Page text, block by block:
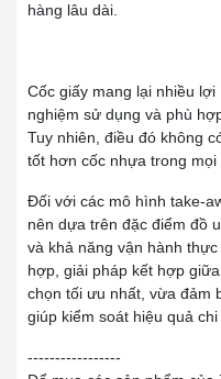
hàng lâu dài.
Cốc giấy mang lại nhiều
nghiệm sử dụng và phù
Tuy nhiên, điều đó không
tốt hơn cốc nhựa trong
Đối với các mô hình take-
nên dựa trên đặc điểm đồ
và khả năng vận hành
hợp, giải pháp kết hợp
chọn tối ưu nhất, vừa đảm
giúp kiểm soát hiệu quả
-----------------